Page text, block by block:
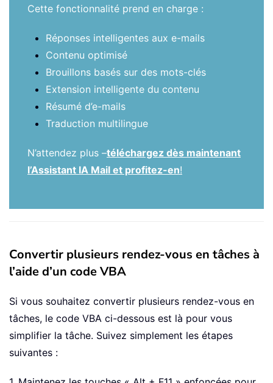
Cette fonctionnalité prend en charge :
Réponses intelligentes aux e-mails
Contenu optimisé
Brouillons basés sur des mots-clés
Extension intelligente du contenu
Résumé d’e-mails
Traduction multilingue
N’attendez plus –téléchargez dès maintenant
l’Assistant IA Mail et profitez-en!
Convertir plusieurs rendez-vous en tâches à
l’aide d’un code VBA
Si vous souhaitez convertir plusieurs rendez-vous en
tâches, le code VBA ci-dessous est là pour vous
simplifier la tâche. Suivez simplement les étapes
suivantes :